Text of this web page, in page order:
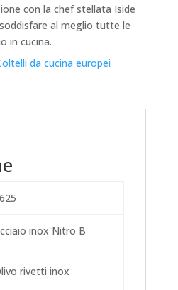
con la chef stellata Iside
al meglio tutte le
in cucina.
da cucina europei
inox Nitro B
rivetti inox